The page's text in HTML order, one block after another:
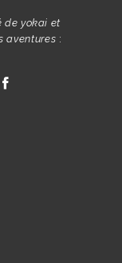
de yokai et
aventures :